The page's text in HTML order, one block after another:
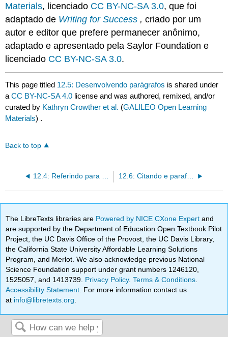
Materials, licenciado CC BY-NC-SA 3.0, que foi
adaptado de Writing for Success , criado por um
autor e editor que prefere permanecer anônimo,
adaptado e apresentado pela Saylor Foundation e
licenciado CC BY-NC-SA 3.0.
This page titled 12.5: Desenvolvendo parágrafos is shared under
aCC BY-NC-SA 4.0 license and was authored, remixed, and/or
curated by Kathryn Crowther et al. (GALILEO Open Learning
Materials) .
Back to top
12.6: Citando e parafraseando
The LibreTexts libraries are Powered by NICE CXone Expertand
are supported by the Department of Education Open Textbook Pilot
Project, the UC Davis Office of the Provost, the UC Davis Library,
the California State University Affordable Learning Solutions
Program, and Merlot. We also acknowledge previous National
Science Foundation support under grant numbers 1246120,
1525057, and 1413739. Privacy Policy.Terms & Conditions
Accessibility Statement . For more information contact us
at info@libretexts.org